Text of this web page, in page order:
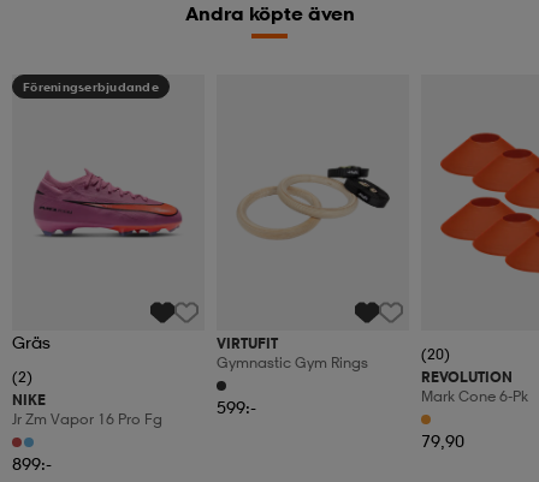
Andra köpte även
Föreningserbjudande
Gräs
(2)
NIKE
Jr Zm Vapor 16 Pro Fg
899:-
VIRTUFIT
Gymnastic Gym Rings
599:-
(20)
REVOLUTION
Mark Cone 6-Pk
79,90